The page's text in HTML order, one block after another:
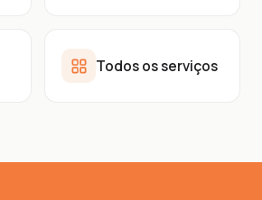
Todos os serviços